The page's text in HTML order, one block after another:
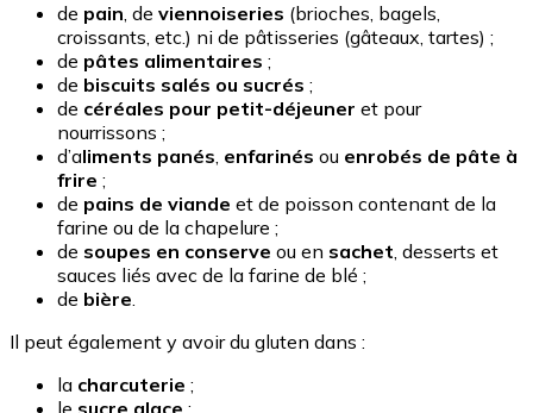
de pain, de viennoiseries (brioches, bagels,
croissants, etc.) ni de pâtisseries (gâteaux, tartes) ;
de pâtes alimentaires ;
de biscuits salés ou sucrés ;
de céréales pour petit-déjeuner et pour
nourrissons ;
d’aliments panés, enfarinés ou enrobés de pâte à
frire ;
de pains de viande et de poisson contenant de la
farine ou de la chapelure ;
de soupes en conserve ou en sachet, desserts et
sauces liés avec de la farine de blé ;
de bière.
Il peut également y avoir du gluten dans :
la charcuterie ;